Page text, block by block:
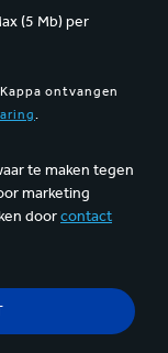
(5 Mb) per
ontvangen
.
te maken tegen
marketing
doorcontact